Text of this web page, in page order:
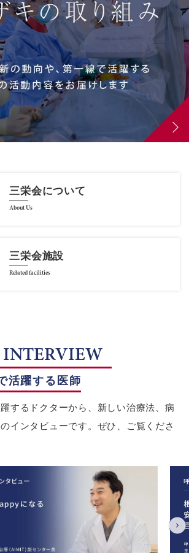
三栄会について
About Us
三栄会施設
Related facilities
活躍する医師
するドクターから、新しい治療法、病
インタビューです。ぜひ、ご覧くださ